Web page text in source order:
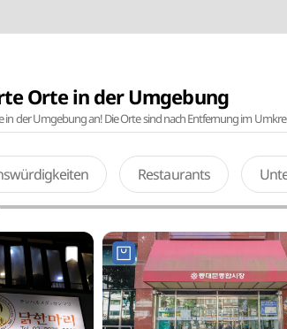
Orte in der Umgebung
in der Umgebung an! Die Orte sind nach Entfernung im
Restaurants